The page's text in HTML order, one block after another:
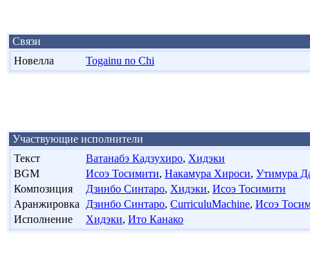
Связи
Новелла
Togainu no Chi
Участвующие исполнители
Текст
Ватанабэ Кадзухиро, Хидэки
BGM
Исоэ Тосимити, Накамура Хироси, Утимура
Композиция
Дзинбо Синтаро, Хидэки, Исоэ Тосимити
Аранжировка
Дзинбо Синтаро, CurriculuMachine, Исоэ
Исполнение
Хидэки, Ито Канако